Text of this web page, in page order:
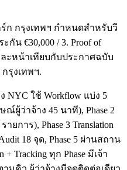
ก กรุงเทพฯ กำหนดสำหรับวี
น €30,000 / 3. Proof of
ะหน้าเทียบกับประกาศฉบับ
รุงเทพฯ.
ใช้ Workflow แบ่ง 5
ณ์ผู้ว่าจ้าง 45 นาที), Phase 2
ายการ), Phase 3 Translation
18 จุด, Phase 5 ผ่านสถาน
Tracking ทุก Phase มีเจ้า